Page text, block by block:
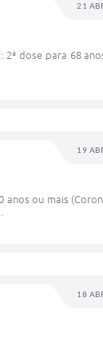
21
2ª dose para 68
19
anos ou mais
18